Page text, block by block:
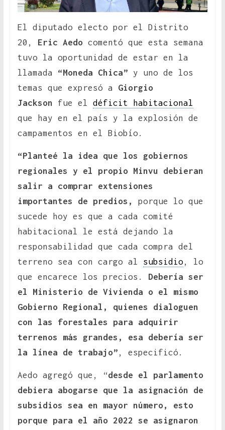
El diputado electo por el Distrito
20, Eric Aedo comentó que esta semana
tuvo la oportunidad de estar en la
llamada “Moneda Chica” y uno de los
temas que expresó a Giorgio
Jackson fue el déficit habitacional
que hay en el país y la explosión de
campamentos en el Biobío.
“Planteé la idea que los gobiernos
regionales y el propio Minvu debieran
salir a comprar extensiones
importantes de predios,
porque lo que
sucede hoy es que a cada comité
habitacional le está dejando la
responsabilidad que cada compra del
terreno sea con cargo al subsidio, lo
que encarece los precios. Debería ser
el Ministerio de Vivienda o el mismo
Gobierno Regional, quienes dialoguen
con las forestales para adquirir
terrenos más grandes, esa debería ser
la línea de trabajo” , especificó.
Aedo agregó que, “desde el parlamento
debiera abogarse que la asignación de
subsidios sea en mayor número, esto
porque para el año 2022 se asignaron